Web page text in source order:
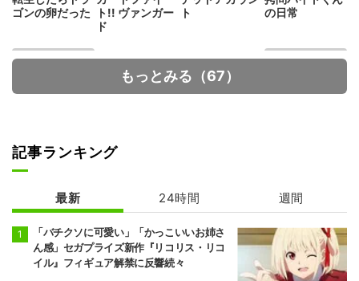
ゴンの卵だった
ト!! ヴァンガー
ド
ト
の日常
ち！？
もっとみる（67）
記事ランキング
最新 24時間 週間
「バチクソに可愛い」「かっこいいお姉さ
ん感」セガプライズ新作『リコリス・リコ
イル』フィギュア解禁に反響続々